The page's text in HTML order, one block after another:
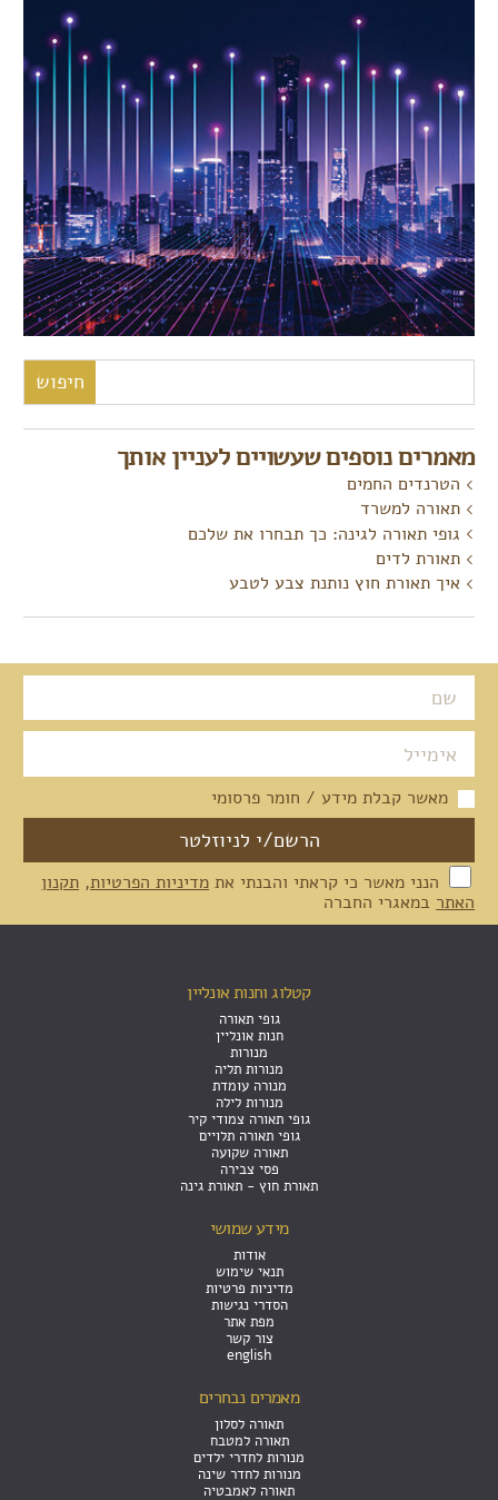
מאמרים נוספים שעשויים לעניין אותך
הטרנדים החמים
תאורה למשרד
גופי תאורה לגינה: כך תבחרו את שלכם
תאורת לדים
איך תאורת חוץ נותנת צבע לטבע
מאשר קבלת מידע / חומר פרסומי
הנני מאשר כי קראתי והבנתי את מדיניות הפרטיות, תקנון
האתר במאגרי החברה
קטלוג וחנות אונליין
גופי תאורה
חנות אונליין
מנורות
מנורות תליה
מנורה עומדת
מנורות לילה
גופי תאורה צמודי קיר
גופי תאורה תלויים
תאורה שקועה
פסי צבירה
תאורת חוץ - תאורת גינה
מידע שמושי
אודות
תנאי שימוש
מדיניות פרטיות
הסדרי נגישות
מפת אתר
צור קשר
english
מאמרים נבחרים
תאורה לסלון
תאורה למטבח
מנורות לחדרי ילדים
מנורות לחדר שינה
תאורה לאמבטיה